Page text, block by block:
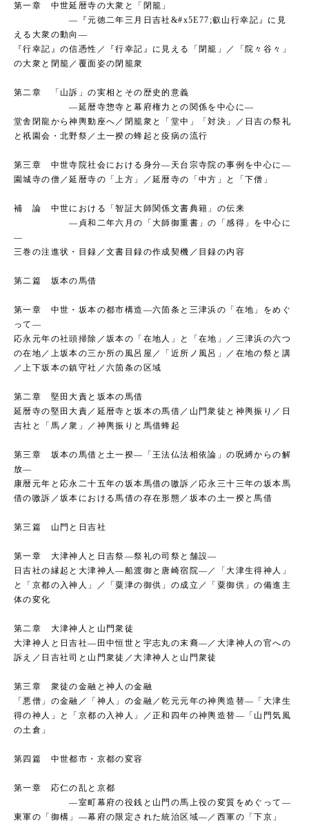
第一章 中世延暦寺の大衆と「閉籠」
―『元徳二年三月日吉社&#x5E77;叡山行幸記』に見
える大衆の動向―
『行幸記』の信憑性／『行幸記』に見える「閉籠」／「院々谷々」
の大衆と閉籠／覆面姿の閉籠衆
第二章 「山訴」の実相とその歴史的意義
―延暦寺惣寺と幕府権力との関係を中心に―
堂舎閉龍から神輿動座へ／閉籠衆と「堂中」「対決」／日吉の祭礼
と祇園会・北野祭／土一揆の蜂起と疫病の流行
第三章 中世寺院社会における身分―天台宗寺院の事例を中心に―
園城寺の僧／延暦寺の「上方」／延暦寺の「中方」と「下僧」
補 論 中世における「智証大師関係文書典籍」の伝来
―貞和二年六月の「大師御重書」の「感得」を中心に
―
三巻の注進状・目録／文書目録の作成契機／目録の内容
第二篇 坂本の馬借
第一章 中世・坂本の都市構造―六箇条と三津浜の「在地」をめぐ
って―
応永元年の社頭掃除／坂本の「在地人」と「在地」／三津浜の六つ
の在地／上坂本の三か所の風呂屋／「近所ノ風呂」／在地の祭と講
／上下坂本の鎮守社／六箇条の区域
第二章 堅田大責と坂本の馬借
延暦寺の堅田大責／延暦寺と坂本の馬借／山門衆徒と神輿振り／日
吉社と「馬ノ衆」／神輿振りと馬借蜂起
第三章 坂本の馬借と土一揆―「王法仏法相依論」の呪縛からの解
放―
康暦元年と応永二十五年の坂本馬借の嗷訴／応永三十三年の坂本馬
借の嗷訴／坂本における馬借の存在形態／坂本の土一揆と馬借
第三篇 山門と日吉社
第一章 大津神人と日吉祭―祭礼の司祭と舗設―
日吉社の縁起と大津神人―船渡御と唐崎宿院―／「大津生得神人」
と「京都の入神人」／「粟津の御供」の成立／「粟御供」の備進主
体の変化
第二章 大津神人と山門衆徒
大津神人と日吉社―田中恒世と宇志丸の末裔―／大津神人の官への
訴え／日吉社司と山門衆徒／大津神人と山門衆徒
第三章 衆徒の金融と神人の金融
「悪僧」の金融／「神人」の金融／乾元元年の神輿造替―「大津生
得の神人」と「京都の入神人」／正和四年の神輿造替―「山門気風
の土倉」
第四篇 中世都市・京都の変容
第一章 応仁の乱と京都
―室町幕府の役銭と山門の馬上役の変質をめぐって―
東軍の「御構」―幕府の限定された統治区域―／西軍の「下京」